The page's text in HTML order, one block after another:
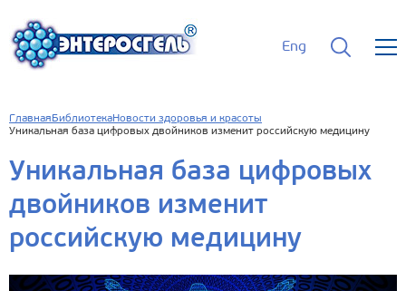
Eng
Главная БиблиотекаНовости здоровья и красоты
Уникальная база цифровых двойников изменит российскую медицину
Уникальная база цифровых
двойников изменит
российскую медицину